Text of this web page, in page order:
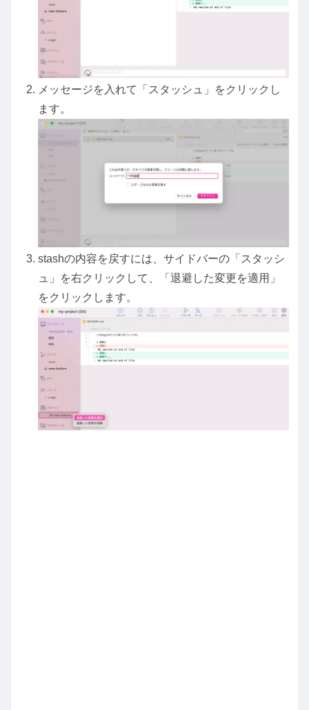
メッセージを入れて「スタッシュ」をクリックし
ます。
stashの内容を戻すには、サイドバーの「スタッシ
ュ」を右クリックして、「退避した変更を適用」
をクリックします。